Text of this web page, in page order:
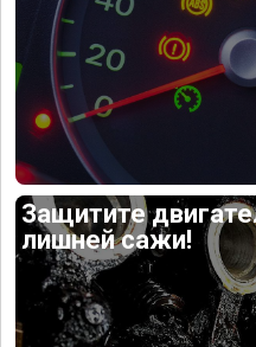
Защитите
лишней сажи!